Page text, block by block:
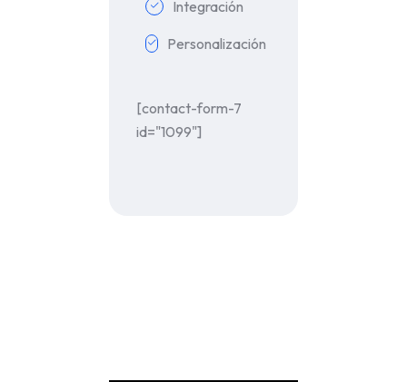
Integración
Personalización
[contact-form-7
id="1099"]